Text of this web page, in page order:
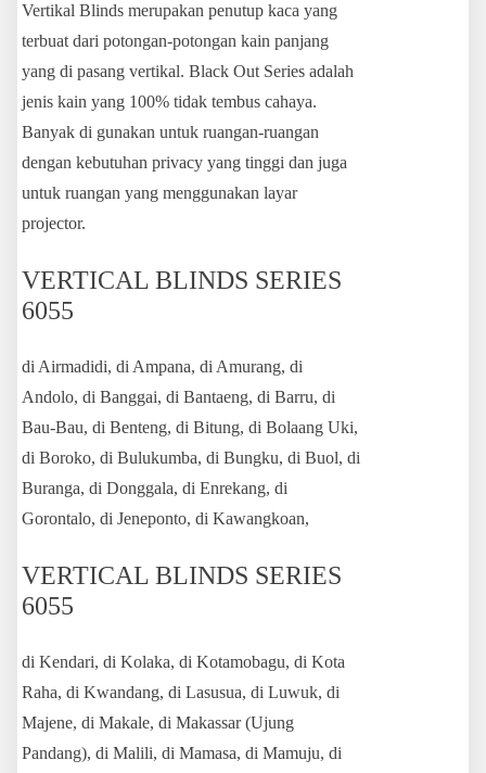
Vertikal Blinds merupakan penutup kaca yang
terbuat dari potongan-potongan kain panjang
yang di pasang vertikal. Black Out Series adalah
jenis kain yang 100% tidak tembus cahaya.
Banyak di gunakan untuk ruangan-ruangan
dengan kebutuhan privacy yang tinggi dan juga
untuk ruangan yang menggunakan layar
projector.
VERTICAL BLINDS SERIES
6055
di Airmadidi, di Ampana, di Amurang, di
Andolo, di Banggai, di Bantaeng, di Barru, di
Bau-Bau, di Benteng, di Bitung, di Bolaang Uki,
di Boroko, di Bulukumba, di Bungku, di Buol, di
Buranga, di Donggala, di Enrekang, di
Gorontalo, di Jeneponto, di Kawangkoan,
VERTICAL BLINDS SERIES
6055
di Kendari, di Kolaka, di Kotamobagu, di Kota
Raha, di Kwandang, di Lasusua, di Luwuk, di
Majene, di Makale, di Makassar (Ujung
Pandang), di Malili, di Mamasa, di Mamuju, di